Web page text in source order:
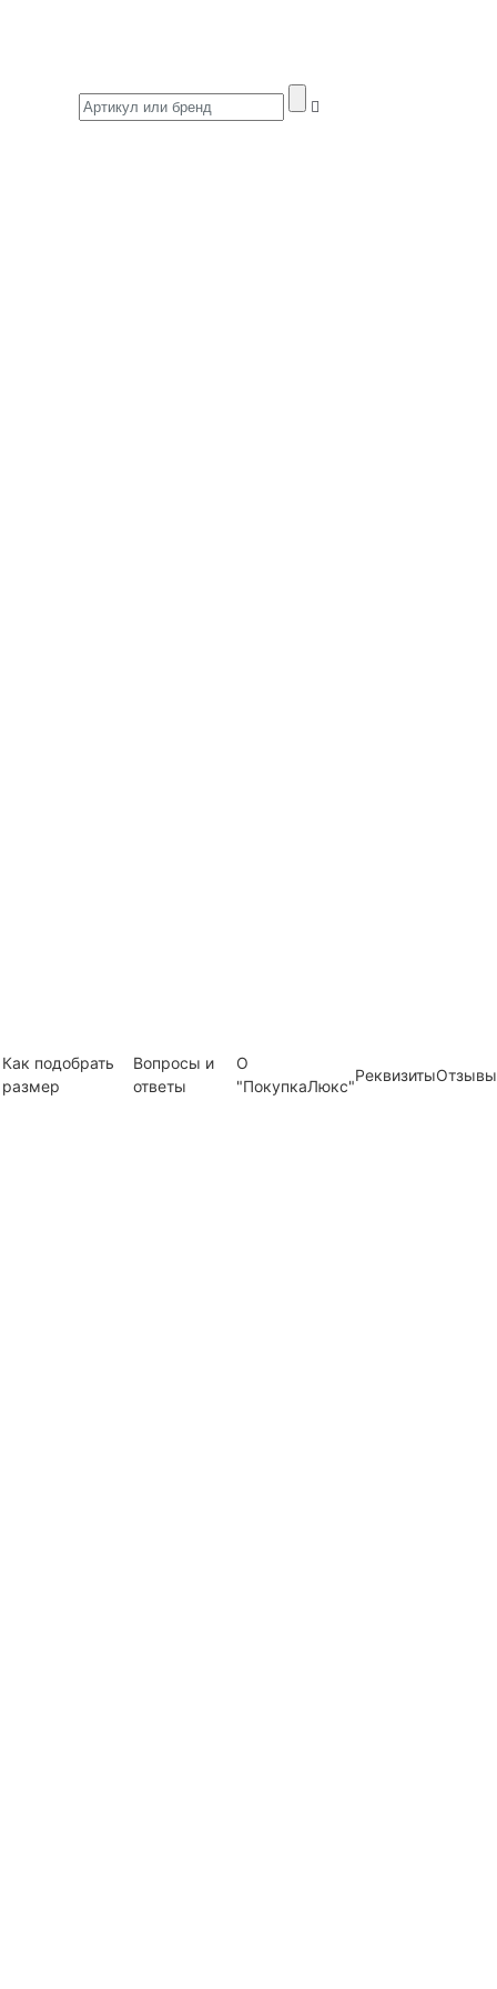
Как подобрать
размер
Вопросы и
ответы
О
"ПокупкаЛюкс"
РеквизитыОтзывы